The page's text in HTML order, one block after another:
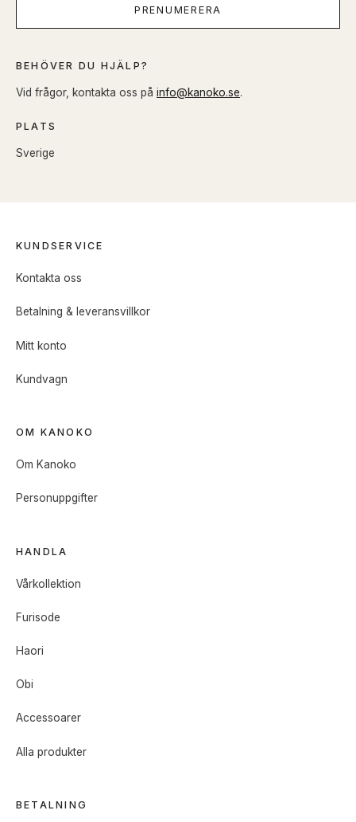
PRENUMERERA
BEHÖVER DU HJÄLP?
Vid frågor, kontakta oss på info@kanoko.se.
PLATS
Sverige
KUNDSERVICE
Kontakta oss
Betalning & leveransvillkor
Mitt konto
Kundvagn
OM KANOKO
Om Kanoko
Personuppgifter
HANDLA
Vårkollektion
Furisode
Haori
Obi
Accessoarer
Alla produkter
BETALNING